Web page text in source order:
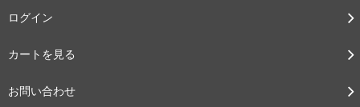
ログイン
カートを見る
お問い合わせ